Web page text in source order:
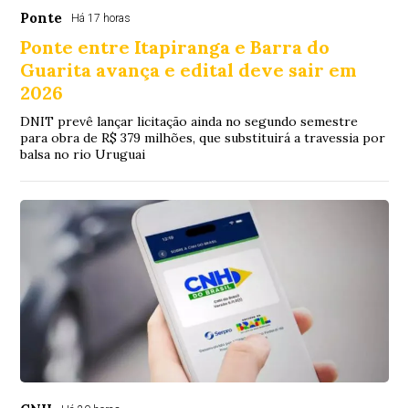
Ponte Há 17 horas
Ponte entre Itapiranga e Barra do
Guarita avança e edital deve sair em
2026
DNIT prevê lançar licitação ainda no segundo semestre
para obra de R$ 379 milhões, que substituirá a travessia por
balsa no rio Uruguai